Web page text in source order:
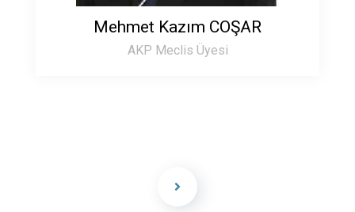
Mehmet Kazım COŞAR
AKP Meclis Üyesi